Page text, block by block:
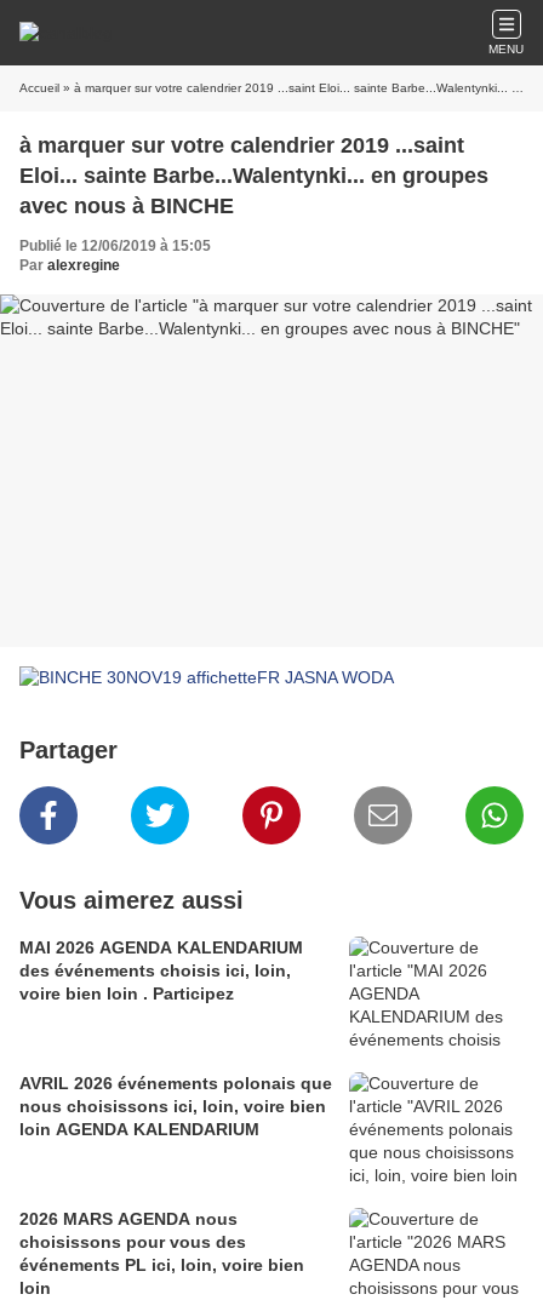
MENU
Accueil » à marquer sur votre calendrier 2019 ...saint Eloi... sainte Barbe...Walentynki... en groupes avec nous à BINCHE
à marquer sur votre calendrier 2019 ...saint
Eloi... sainte Barbe...Walentynki... en groupes
avec nous à BINCHE
Publié le 12/06/2019 à 15:05
Par alexregine
Partager
Vous aimerez aussi
MAI 2026 AGENDA KALENDARIUM
des événements choisis ici, loin,
voire bien loin . Participez
AVRIL 2026 événements polonais que
nous choisissons ici, loin, voire bien
loin AGENDA KALENDARIUM
2026 MARS AGENDA nous
choisissons pour vous des
événements PL ici, loin, voire bien
loin